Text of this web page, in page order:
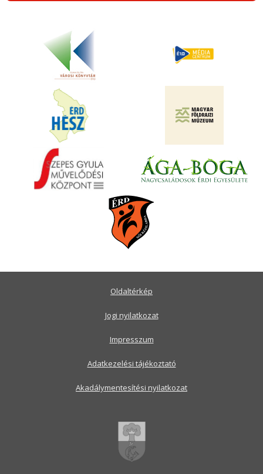
Oldaltérkép
Jogi nyilatkozat
Impresszum
Adatkezelési tájékoztató
Akadálymentesítési nyilatkozat